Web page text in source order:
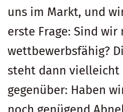
uns im Markt, und
erste Frage: Sind wir
wettbewerbsfähig?
steht dann vielleicht
gegenüber: Haben